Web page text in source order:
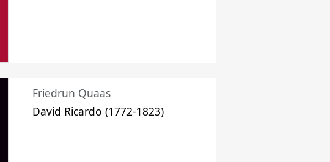
Friedrun Quaas
David Ricardo (1772-1823)